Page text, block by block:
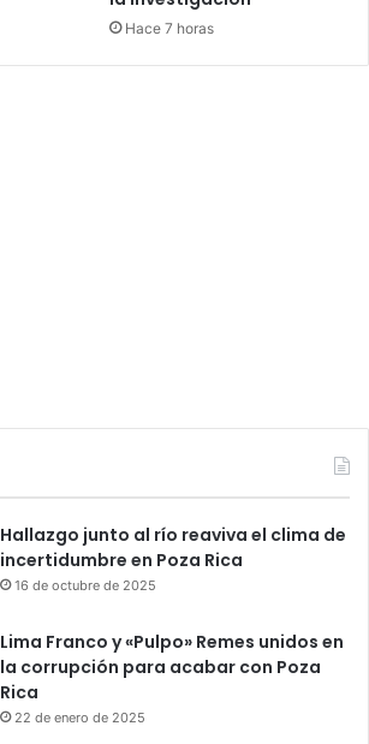
Hace 7 horas
Hallazgo junto al río reaviva el clima de
incertidumbre en Poza Rica
16 de octubre de 2025
Lima Franco y «Pulpo» Remes unidos en
la corrupción para acabar con Poza
Rica
22 de enero de 2025